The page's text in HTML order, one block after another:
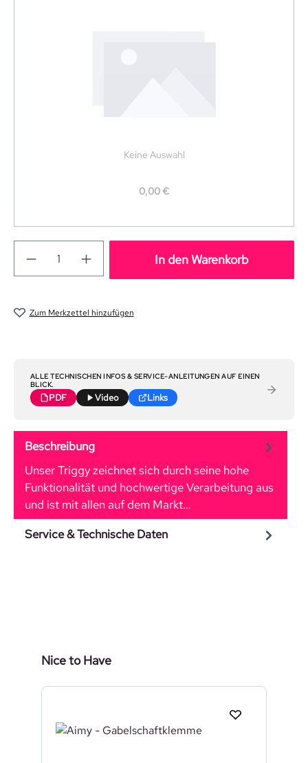
Keine Auswahl
0,00 €
In den Warenkorb
Zum Merkzettel hinzufügen
ALLE TECHNISCHEN INFOS & SERVICE-ANLEITUNGEN AUF EINEN
BLICK.
PDF Video Links
Beschreibung
Unser Triggy zeichnet sich durch seine hohe
Funktionalität und hochwertige Verarbeitung aus
und ist mit allen auf dem Markt…
Service & Technische Daten
Produktgalerie überspringen
Nice to Have